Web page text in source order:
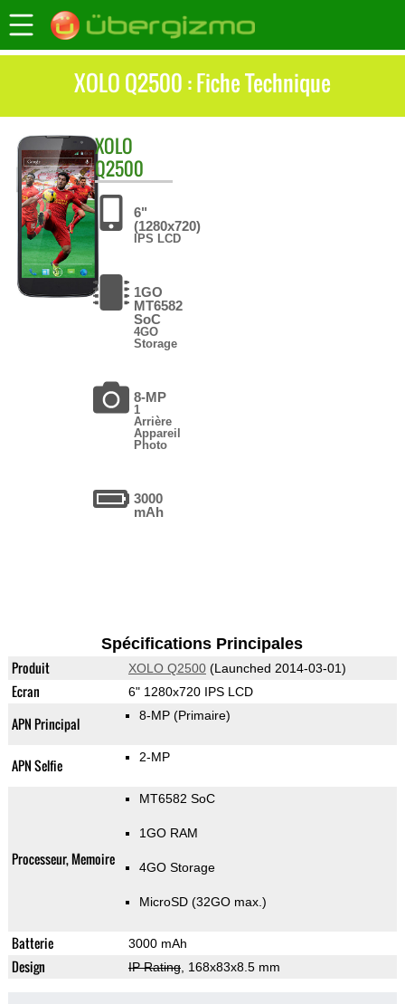
XOLO Q2500 : Fiche Technique
XOLO
Q2500
6"
(1280x720)
IPS LCD
1GO
MT6582
SoC
4GO
Storage
8-MP
1
Arrière
Appareil
Photo
3000
mAh
Spécifications Principales
Produit XOLO Q2500(Launched 2014-03-01)
Ecran 6" 1280x720 IPS LCD
APN Principal 8-MP (Primaire)
APN Selfie 2-MP
Processeur, Memoire
MT6582 SoC
1GO RAM
4GO Storage
MicroSD (32GO max.)
Batterie 3000 mAh
Design IP Rating, 168x83x8.5 mm